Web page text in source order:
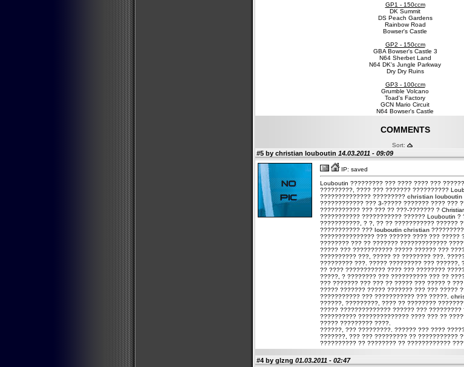
GP1 - 150ccm
DK Summit
DS Peach Gardens
Rainbow Road
Bowser's Castle
GP2 - 150ccm
GBA Bowser's Castle 3
N64 Sherbet Land
N64 DK's Jungle Parkway
Dry Dry Ruins
GP3 - 100ccm
Grumble Volcano
Toad's Factory
GCN Mario Circuit
N64 Bowser's Castle
COMMENTS
Sort:
#5 by christian louboutin 14.03.2011 - 09:09
IP: saved
Louboutin ????????? ??? ???? ???? ???
?????????, ???? ??? ??????? ??????????
?????????????? ????????? christian louboutin
???????????? ??? 3-????? ??????? ???? ???
??????????? ??? ??? ?? ???-??????? ?
??????????? ??????????? ?????? Louboutin ?
???????????, ? ?, ?? ?? ??????????? ??????
??????????? ??? louboutin christian
??????????????? ??? ?????? ???? ??? ?????
???????? ??? ?? ??????? ?????????????
????? ??? ??????????? ????? ?????? ???
?????????? ???, ????? ?? ???????? ???.
????????? ???. ????? ????????? ??? ??????,
?? ???? ??????????? ???? ??? ????????
?????, ? ???????? ??? ?????????? ??? ??
??? ??????? ??? ??? ?? ????? ??? ????? ?
????? ??????? ????? ??????? ??? ??? ?????
??????????? ??? ??????????? ??? ?????.
??????, ?????????, ???? ?? ????????
????? ?????????????? ?????? ???
?????????? ?????????????? ???? ??? ??
????? ????????? ????.
??????, ??? ?????????. ?????? ??? ????
???????, ??? ??? ????????? ?? ???????????
?????????? ?? ???????? ?? ????????????
#4 by glzng 01.03.2011 - 02:47